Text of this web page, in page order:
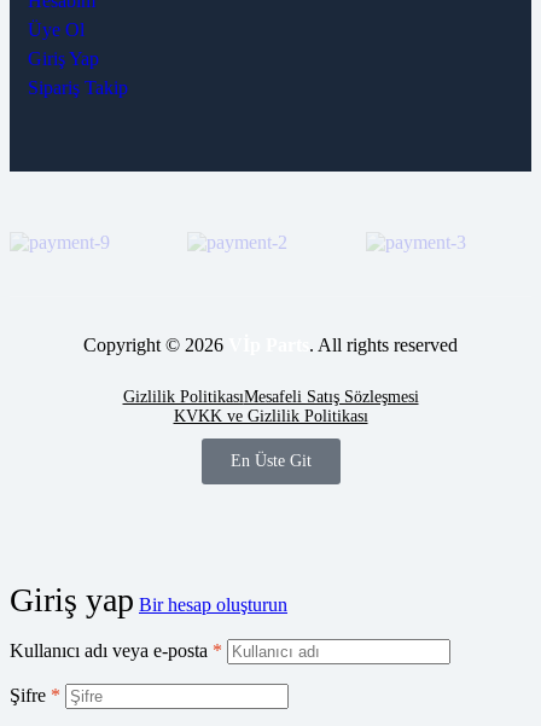
Üye Ol
Giriş Yap
Sipariş Takip
Copyright © 2026 . All rights reserved
En Üste Git
Gizlilik PolitikasıMesafeli Satış Sözleşmesi
KVKK ve Gizlilik Politikası
Giriş yap Bir hesap oluşturun
Kullanıcı adı veya e-posta *
Şifre *